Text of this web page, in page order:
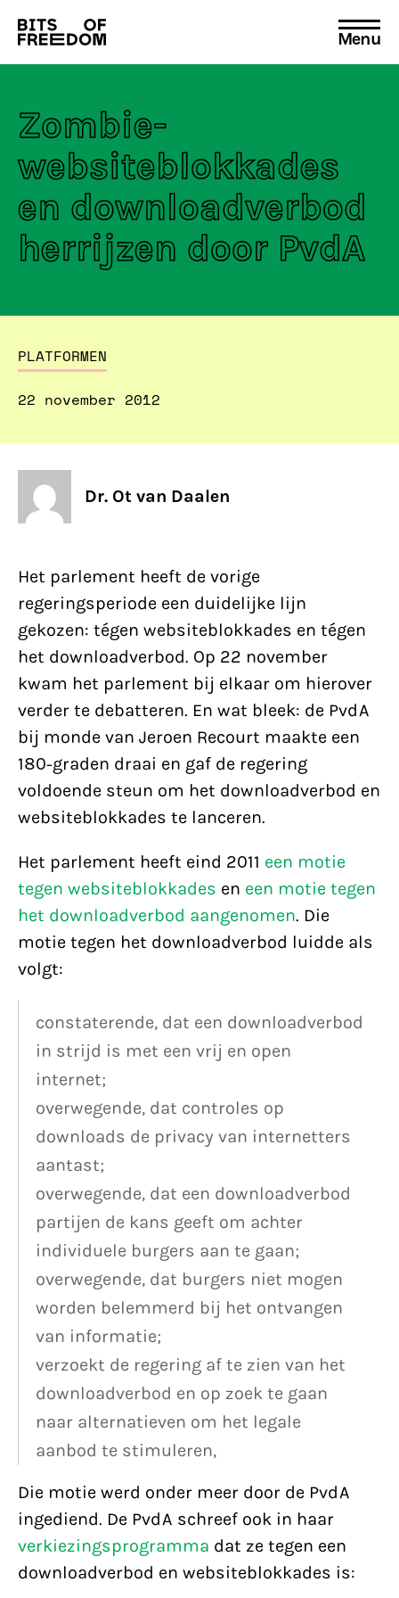
Search
for:
Menu
Zombie-
websiteblokkades
en downloadverbod
herrijzen door PvdA
PLATFORMEN
22 november 2012
Dr. Ot van Daalen
Het parlement heeft de vorige
regeringsperiode een duidelijke lijn
gekozen: tégen websiteblokkades en tégen
het downloadverbod. Op 22 november
kwam het parlement bij elkaar om hierover
verder te debatteren. En wat bleek: de PvdA
bij monde van Jeroen Recourt maakte een
180-graden draai en gaf de regering
voldoende steun om het downloadverbod en
websiteblokkades te lanceren.
Het parlement heeft eind 2011 een motie
tegen websiteblokkades en een motie tegen
het downloadverbod aangenomen. Die
motie tegen het downloadverbod luidde als
volgt:
constaterende, dat een downloadverbod
in strijd is met een vrij en open
internet;
overwegende, dat controles op
downloads de privacy van internetters
aantast;
overwegende, dat een downloadverbod
partijen de kans geeft om achter
individuele burgers aan te gaan;
overwegende, dat burgers niet mogen
worden belemmerd bij het ontvangen
van informatie;
verzoekt de regering af te zien van het
downloadverbod en op zoek te gaan
naar alternatieven om het legale
aanbod te stimuleren,
Die motie werd onder meer door de PvdA
ingediend. De PvdA schreef ook in haar
verkiezingsprogramma dat ze tegen een
downloadverbod en websiteblokkades is: